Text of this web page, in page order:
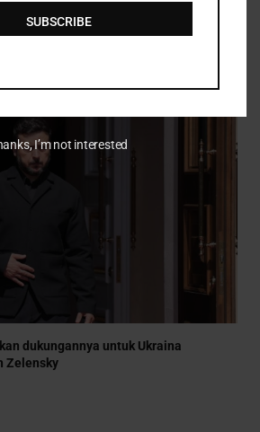
Bill Oddie meninggal pada usia 85
dukungannya untuk Ukraina
Zelensky
SUBSCRIBE
I’m not interested